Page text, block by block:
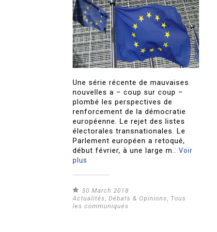
Une série récente de mauvaises
nouvelles a – coup sur coup –
plombé les perspectives de
renforcement de la démocratie
européenne. Le rejet des listes
électorales transnationales. Le
Parlement européen a retoqué,
début février, à une large m..Voir
plus
30 March 2018
Actualités ,Débats & Opinions
Tous
les communiqués